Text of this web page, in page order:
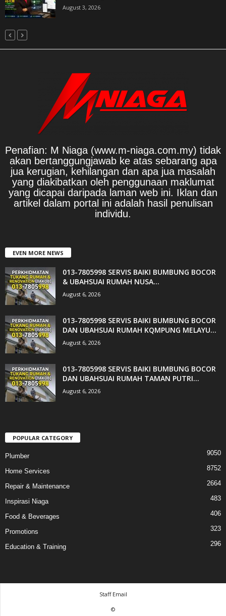
August 3, 2026
Penafian: M Niaga (www.m-niaga.com.my) tidak
akan bertanggungjawab ke atas sebarang apa
jua kerugian, kehilangan dan apa jua masalah
yang diakibatkan oleh penggunaan maklumat
yang dicapai daripada laman web ini. Iklan dan
artikel dalam portal ini adalah hasil penulisan
individu.
EVEN MORE NEWS
013-7805998 SERVIS BAIKI BUMBUNG BOCOR
& UBAHSUAI RUMAH NUSA...
August 6, 2026
013-7805998 SERVIS BAIKI BUMBUNG BOCOR
DAN UBAHSUAI RUMAH KQMPUNG MELAYU...
August 6, 2026
013-7805998 SERVIS BAIKI BUMBUNG BOCOR
DAN UBAHSUAI RUMAH TAMAN PUTRI...
August 6, 2026
POPULAR CATEGORY
Plumber 9050
Home Services 8752
Repair & Maintenance 2664
Inspirasi Niaga 483
Food & Beverages 406
Promotions 323
Education & Training 296
Staff Email
©